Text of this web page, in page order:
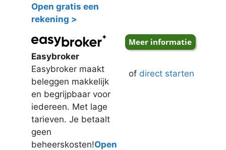
Open gratis een
rekening >
Easybroker
Easybroker maakt
beleggen makkelijk
en begrijpbaar voor
iedereen. Met lage
tarieven. Je betaalt
geen
beheerskosten!Open
of direct starten